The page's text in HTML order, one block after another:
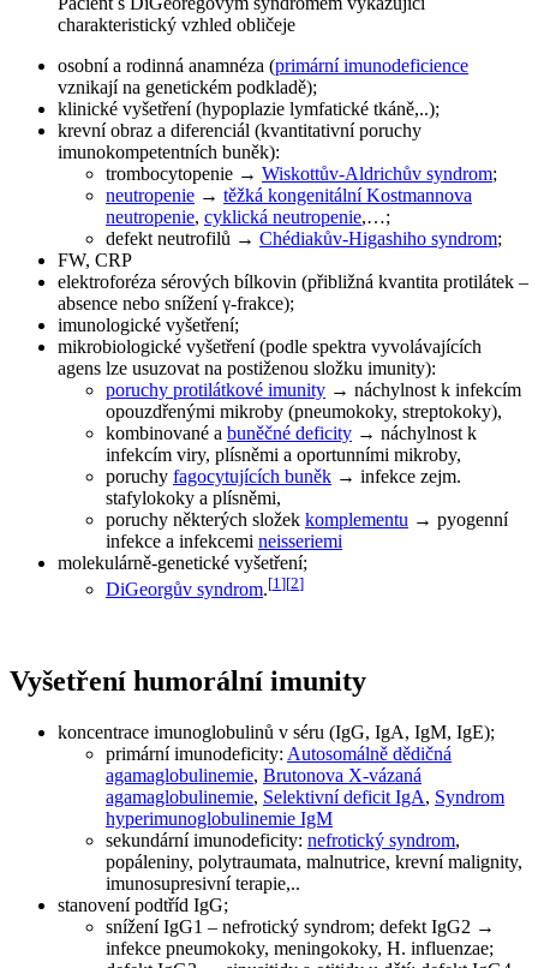
charakteristický vzhled obličeje
osobní a rodinná anamnéza (primární imunodeficience
vznikají na genetickém podkladě);
klinické vyšetření (hypoplazie lymfatické tkáně,..);
krevní obraz a diferenciál (kvantitativní poruchy
imunokompetentních buněk):
trombocytopenie → Wiskottův-Aldrichův syndrom;
neutropenie → těžká kongenitální Kostmannova
neutropenie, cyklická neutropenie,…;
defekt neutrofilů → Chédiakův-Higashiho syndrom;
FW, CRP
elektroforéza sérových bílkovin (přibližná kvantita protilátek –
absence nebo snížení γ-frakce);
imunologické vyšetření;
mikrobiologické vyšetření (podle spektra vyvolávajících
agens lze usuzovat na postiženou složku imunity):
poruchy protilátkové imunity → náchylnost k infekcím
opouzdřenými mikroby (pneumokoky, streptokoky),
kombinované a buněčné deficity → náchylnost k
infekcím viry, plísněmi a oportunními mikroby,
poruchy fagocytujících buněk → infekce zejm.
stafylokoky a plísněmi,
poruchy některých složek komplementu → pyogenní
infekce a infekcemi neisseriemi
molekulárně-genetické vyšetření;
DiGeorgův syndrom.[1 ][2]
Vyšetření humorální imunity
koncentrace imunoglobulinů v séru (IgG, IgA, IgM, IgE);
primární imunodeficity: Autosomálně dědičná
agamaglobulinemie, Brutonova X-vázaná
agamaglobulinemie, Selektivní deficit IgA, Syndrom
hyperimunoglobulinemie IgM
sekundární imunodeficity: nefrotický syndrom,
popáleniny, polytraumata, malnutrice, krevní malignity,
imunosupresivní terapie,..
stanovení podtříd IgG;
snížení IgG1 – nefrotický syndrom; defekt IgG2 →
infekce pneumokoky, meningokoky, H. influenzae;